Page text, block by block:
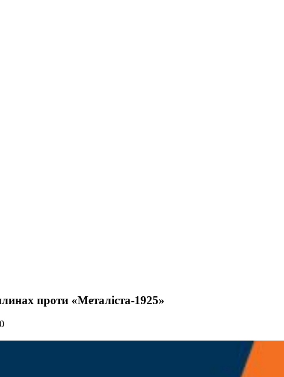
проти «Металіста-1925»